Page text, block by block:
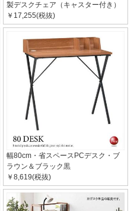
製デスクチェア（キャスター付き）
￥17,255(税抜)
幅80cm・省スペースPCデスク・ブ
ラウン＆ブラック黒
￥8,619(税抜)